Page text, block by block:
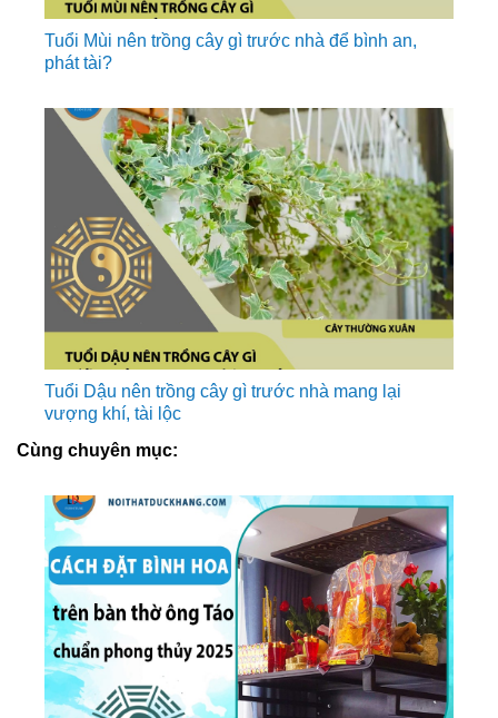
Tuổi Mùi nên trồng cây gì trước nhà để bình an,
phát tài?
Tuổi Dậu nên trồng cây gì trước nhà mang lại
vượng khí, tài lộc
Cùng chuyên mục: